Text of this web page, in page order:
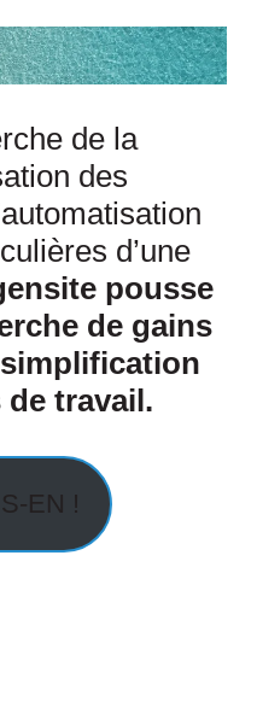
de la
des
d’une
pousse
de gains
travail.
EN !